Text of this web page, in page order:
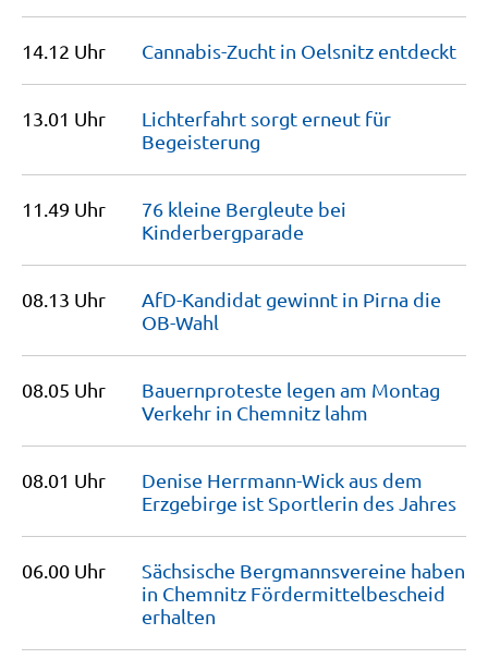
14.12 Uhr Cannabis-Zucht in Oelsnitz entdeckt
13.01 Uhr
Lichterfahrt sorgt erneut für
Begeisterung
11.49 Uhr
76 kleine Bergleute bei
Kinderbergparade
08.13 Uhr
AfD-Kandidat gewinnt in Pirna die
OB-Wahl
08.05 Uhr
Bauernproteste legen am Montag
Verkehr in Chemnitz lahm
08.01 Uhr
Denise Herrmann-Wick aus dem
Erzgebirge ist Sportlerin des Jahres
06.00 Uhr
Sächsische Bergmannsvereine haben
in Chemnitz Fördermittelbescheid
erhalten